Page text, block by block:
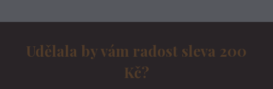
Udělala by vám radost sleva 200
Kč?